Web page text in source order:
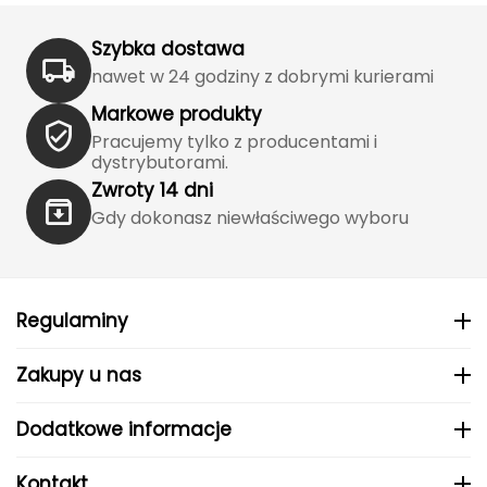
JOMA
Jetboil
Julbo
K2
KONG
Kari Traa
Karpos
Szybka dostawa
nawet w 24 godziny z dobrymi kurierami
Markowe produkty
Pracujemy tylko z producentami i
dystrybutorami.
Zwroty 14 dni
Gdy dokonasz niewłaściwego wyboru
Regulaminy
Zakupy u nas
Dodatkowe informacje